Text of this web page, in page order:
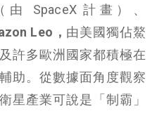
由 SpaceX 計畫）、
Leo， 由美國獨佔鰲
許多歐洲國家都積極在
助。從數據面角度觀察
星產業可說是「制霸」